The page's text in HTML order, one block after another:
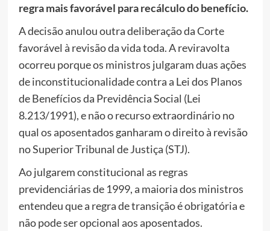
regra mais favorável para recálculo do benefício.
A decisão anulou outra deliberação da Corte
favorável à revisão da vida toda. A reviravolta
ocorreu porque os ministros julgaram duas ações
de inconstitucionalidade contra a Lei dos Planos
de Benefícios da Previdência Social (Lei
8.213/1991), e não o recurso extraordinário no
qual os aposentados ganharam o direito à revisão
no Superior Tribunal de Justiça (STJ).
Ao julgarem constitucional as regras
previdenciárias de 1999, a maioria dos ministros
entendeu que a regra de transição é obrigatória e
não pode ser opcional aos aposentados.